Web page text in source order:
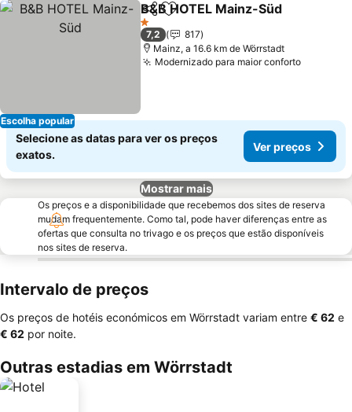
Escolha popular
PartilharAdicionar aos favoritos
B&B HOTEL Mainz-Süd
1 Estrelas
7,2
817
Mainz, a 16.6 km de Wörrstadt
Modernizado para maior confortoVer
Selecione as datas para ver os preços
exatos.
Ver preços
Mostrar mais
Os preços e a disponibilidade que recebemos dos sites de reserva
mudam frequentemente. Como tal, pode haver diferenças entre as
ofertas que consulta no trivago e os preços que estão disponíveis
nos sites de reserva.
Intervalo de preços
Os preços de hotéis económicos em Wörrstadt variam entre ‎€ 62 e
‎€ 62 por noite.
Outras estadias em Wörrstadt